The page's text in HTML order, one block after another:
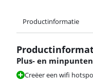
Productinformatie
Plus- en minpunten
Creëer een wifi